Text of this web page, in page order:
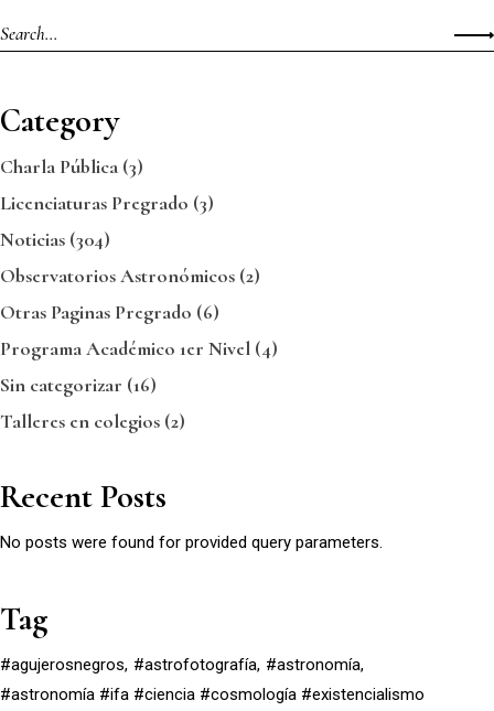
Category
Charla Pública (3)
Licenciaturas Pregrado (3)
Noticias (304)
Observatorios Astronómicos (2)
Otras Paginas Pregrado (6)
Programa Académico 1er Nivel (4)
Sin categorizar (16)
Talleres en colegios (2)
Recent Posts
No posts were found for provided query parameters.
Tag
#agujerosnegros #astrofotografía #astronomía
#astronomía #ifa #ciencia #cosmología #existencialismo